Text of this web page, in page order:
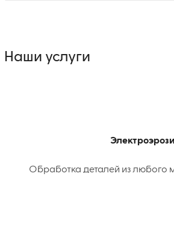
Наши услуги
Обработка деталей из любого